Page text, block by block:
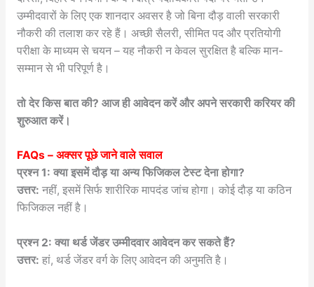
उम्मीदवारों के लिए एक शानदार अवसर है जो बिना दौड़ वाली सरकारी
नौकरी की तलाश कर रहे हैं। अच्छी सैलरी, सीमित पद और प्रतियोगी
परीक्षा के माध्यम से चयन – यह नौकरी न केवल सुरक्षित है बल्कि मान-
सम्मान से भी परिपूर्ण है।
तो देर किस बात की? आज ही आवेदन करें और अपने सरकारी करियर की
शुरुआत करें।
FAQs – अक्सर पूछे जाने वाले सवाल
प्रश्न 1: क्या इसमें दौड़ या अन्य फिजिकल टेस्ट देना होगा?
उत्तर: नहीं, इसमें सिर्फ शारीरिक मापदंड जांच होगा। कोई दौड़ या कठिन
फिजिकल नहीं है।
प्रश्न 2: क्या थर्ड जेंडर उम्मीदवार आवेदन कर सकते हैं?
उत्तर: हां, थर्ड जेंडर वर्ग के लिए आवेदन की अनुमति है।